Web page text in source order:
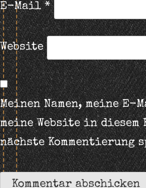
E-Mail*
Website
Meinen Namen, meine E-
meine Website in
nächste Kommentierung